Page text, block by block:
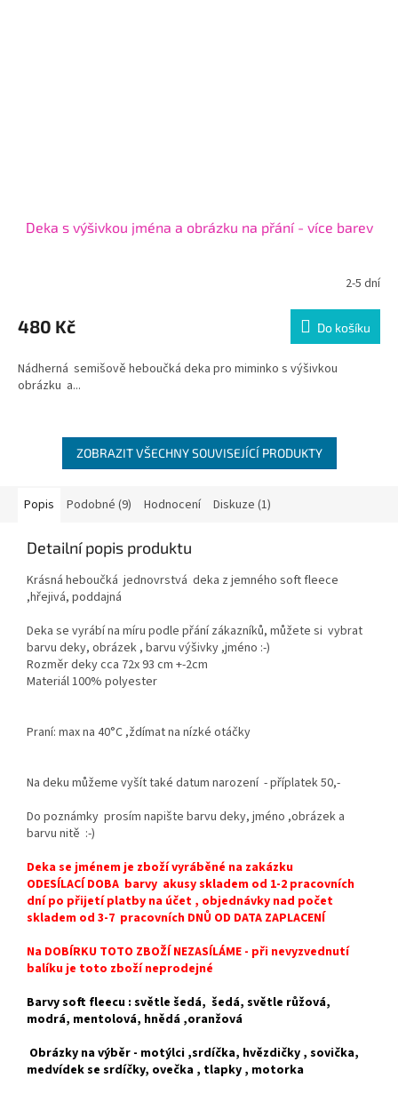
Deka s výšivkou jména a obrázku na přání - více barev
2-5 dní
480 Kč Do košíku
Nádherná semišově heboučká deka pro miminko s výšivkou
obrázku a...
ZOBRAZIT VŠECHNY SOUVISEJÍCÍ PRODUKTY
Popis Podobné (9) Hodnocení Diskuze (1)
Detailní popis produktu
Krásná heboučká jednovrstvá deka z jemného soft fleece
,hřejivá, poddajná
Deka se vyrábí na míru podle přání zákazníků, můžete si vybrat
barvu deky, obrázek , barvu výšivky ,jméno :-)
Rozměr deky cca 72x 93 cm +-2cm
Materiál 100% polyester
Praní: max na 40°C ,ždímat na nízké otáčky
Na deku můžeme vyšít také datum narození - příplatek 50,-
Do poznámky prosím napište barvu deky, jméno ,obrázek a
barvu nitě :-)
Deka se jménem je zboží vyráběné na zakázku
ODESÍLACÍ DOBA barvy akusy skladem od 1-2 pracovních
dní po přijetí platby na účet , objednávky nad počet
skladem od 3-7 pracovních DNŮ OD DATA ZAPLACENÍ
Na DOBÍRKU TOTO ZBOŽÍ NEZASÍLÁME - při nevyzvednutí
balíku je toto zboží neprodejné
Barvy soft fleecu : světle šedá, šedá, světle růžová,
modrá, mentolová, hnědá ,oranžová
Obrázky na výběr - motýlci ,srdíčka, hvězdičky , sovička,
medvídek se srdíčky, ovečka , tlapky , motorka